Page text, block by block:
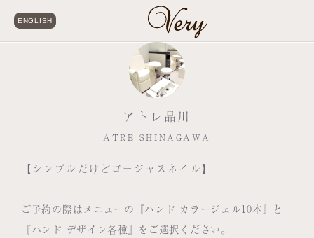
ENGLISH
アトレ品川
ATRE SHINAGAWA
【シンプルだけどゴージャスネイル】
ご予約の際はメニューの『ハンド カラージェル10本』と
『ハンド デザイン各種』をご選択ください。